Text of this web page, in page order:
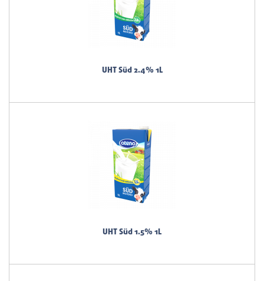
UHT Süd 2.4% 1L
UHT Süd 1.5% 1L